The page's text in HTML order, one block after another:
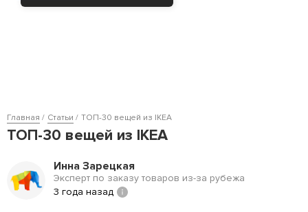
Главная Статьи ТОП-30 вещей из IKEA
ТОП-30 вещей из IKEA
Инна Зарецкая
Эксперт по заказу товаров из-за рубежа
3 года назад